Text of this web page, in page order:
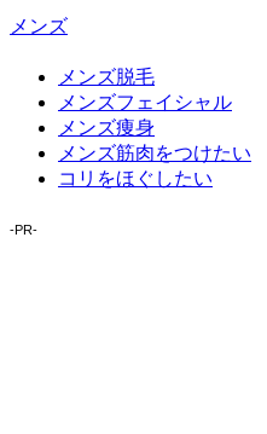
メンズ
メンズ脱毛
メンズフェイシャル
メンズ痩身
メンズ筋肉をつけたい
コリをほぐしたい
-PR-